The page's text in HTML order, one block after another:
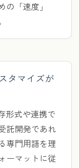
の「速度」
タマイズが
形式や連携で
託開発であれ
専門用語を理
ーマットに従